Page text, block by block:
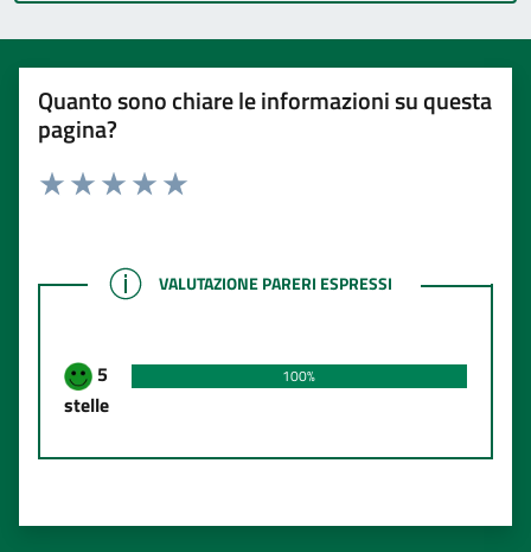
Quanto sono chiare le informazioni su questa
pagina?
Rating:
VALUTAZIONE PARERI ESPRESSI
VALUTAZIONE PARERI ESPRESSI
5
stelle
100%